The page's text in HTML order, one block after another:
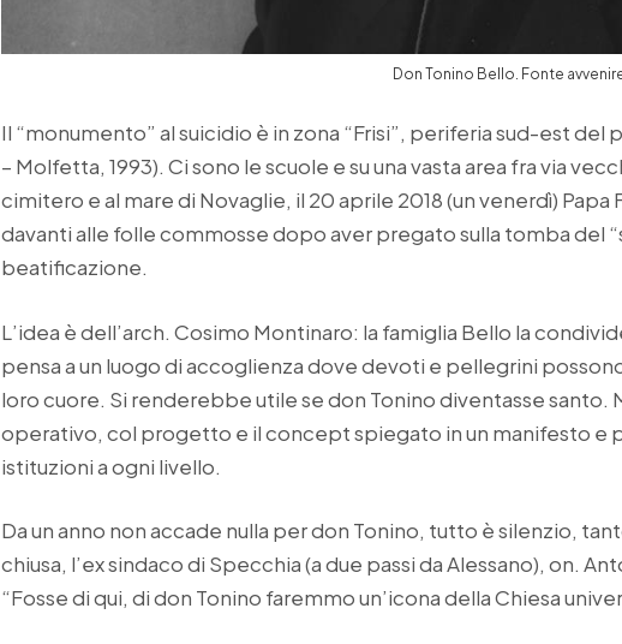
Don Tonino Bello. Fonte
Il “monumento” al suicidio è in zona “Frisi”, periferia sud-est del
– Molfetta, 1993). Ci sono le scuole e su una vasta area fra via
cimitero e al mare di Novaglie, il 20 aprile 2018 (un venerdì)
davanti alle folle commosse dopo aver pregato sulla tomba del
beatificazione.
L’idea è dell’arch. Cosimo Montinaro: la famiglia Bello la
pensa a un luogo di accoglienza dove devoti e pellegrini
loro cuore. Si renderebbe utile se don Tonino diventasse santo.
operativo, col progetto e il concept spiegato in un manifesto e
istituzioni a ogni livello.
Da un anno non accade nulla per don Tonino, tutto è silenzio,
chiusa, l’ex sindaco di Specchia (a due passi da Alessano), on.
“Fosse di qui, di don Tonino faremmo un’icona della Chiesa